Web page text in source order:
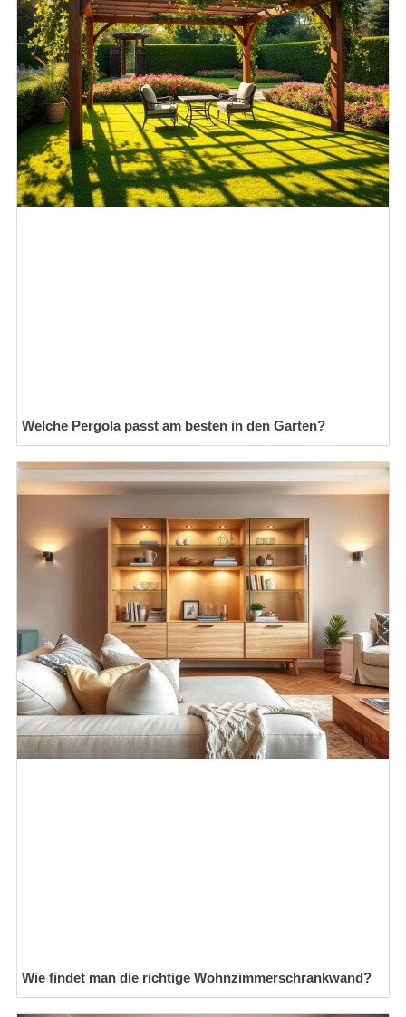
Welche Pergola passt am besten in den Garten?
Wie findet man die richtige Wohnzimmerschrankwand?